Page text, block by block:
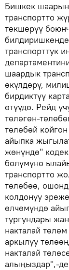
Бишкек
транспортто
текшерүү
транспорттук
шаардык
өкүлдөрү,
бирдиктүү
өтүүдө. Рейд
төлөгөн-
төлөбөй
айыпка
жөнүндө"
бөлүмүнө
транспортто
төлөбөө,
колдонуу
өлчөмүндө
тургундары
накталай
аркылуу
накталай
алыңыздар",-